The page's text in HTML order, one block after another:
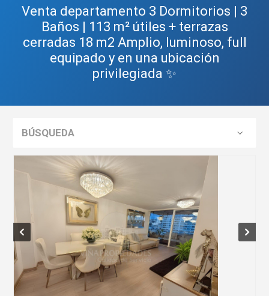
NOSOTROS
VENTAS
Venta departamento 3 Dormitorios | 3
Baños | 113 m² útiles + terrazas
cerradas 18 m2 Amplio, luminoso, full
equipado y en una ubicación
privilegiada ✨
BÚSQUEDA
Prev